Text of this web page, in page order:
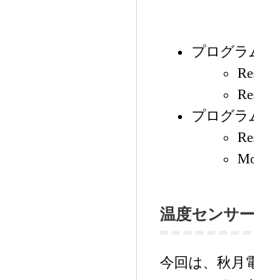
プログラ
プログラ
温度センサー
今回は、秋月